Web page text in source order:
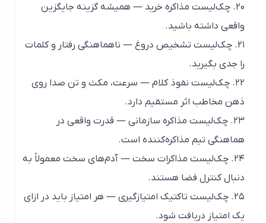
۲۰. چک‌لیست مذاکره خرید — همیشه گزینه جایگزین
واقعی داشته باشید.
۲۱. چک‌لیست تشخیص دروغ — ناهماهنگی رفتار و کلمات
را جدی بگیرید.
۲۲. چک‌لیست نفوذ کلام — سرعت، مکث و تن صدا روی
ذهن مخاطب اثر مستقیم دارد.
۲۳. چک‌لیست مذاکره سازمانی — قدرت واقعی در
هماهنگی تیم مذاکره‌کننده است.
۲۴. چک‌لیست مذاکرات سخت — آدم‌های سخت معمولاً به
دنبال کنترل فضا هستند.
۲۵. چک‌لیست تاکتیک امتیازگیری — هر امتیاز باید در ازای
یک امتیاز دریافت شود.